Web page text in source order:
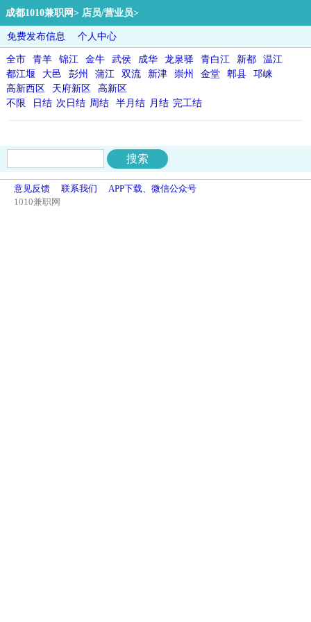
成都1010兼职网> 店员/营业员>
免费发布信息 个人中心
全市 青羊 锦江 金牛 武侯 成华 龙泉驿 青白江 新都
温江
都江堰
大邑 彭州 蒲江 双流 新津 崇州 金堂 郫县
邛崃
高新西区
天府新区
高新区
不限
日结 次日结 周结 半月结 月结 完工结
意见反馈 联系我们
APP下载、微信公众号
1010兼职网